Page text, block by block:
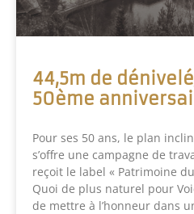
44,5m de
50ème
Pour ses 50 ans, le plan
s’offre une campagne de
reçoit le label « Patrimoine
Quoi de plus naturel pour
de mettre à l’honneur dans